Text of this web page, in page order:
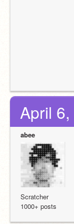
April
abee
Scratcher
1000+ posts